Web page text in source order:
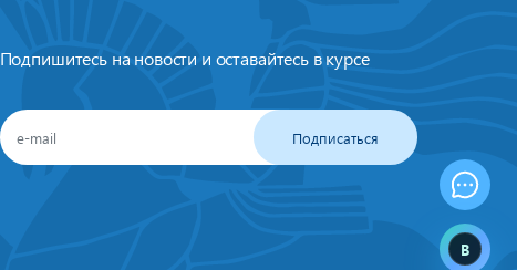
Подпишитесь на новости и оставайтесь в курсе
Подписаться
B